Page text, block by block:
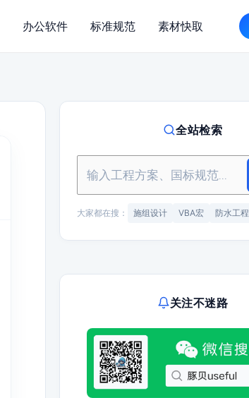
办公软件 标准规范 素材快取
全站检索
大家都在搜： 施组设计 VBA宏 防水工程
关注不迷路